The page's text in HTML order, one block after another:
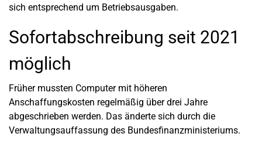
sich entsprechend um Betriebsausgaben.
Sofortabschreibung seit 2021
möglich
Früher mussten Computer mit höheren
Anschaffungskosten regelmäßig über drei Jahre
abgeschrieben werden. Das änderte sich durch die
Verwaltungsauffassung des Bundesfinanzministeriums.